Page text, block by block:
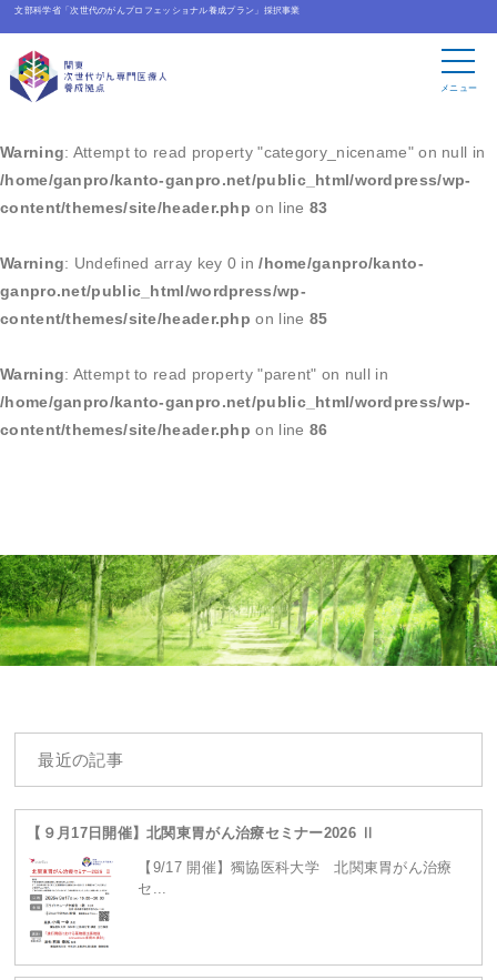
ganpro.net/public_html/wordpress/wp-
content/themes/site/header.php
Warning: Attempt to read property "category_nicename" on null in
/home/ganpro/kanto-ganpro.net/public_html/wordpress/wp-
content/themes/site/header.php on line 83
Warning: Undefined array key 0 in/home/ganpro/kanto-
ganpro.net/public_html/wordpress/wp-
content/themes/site/header.php on line 85
Warning: Attempt to read property "parent" on null in
/home/ganpro/kanto-ganpro.net/public_html/wordpress/wp-
content/themes/site/header.php on line 86
文部科学省「次世代のがんプロフェッショナル養成プラン」採択事業
メニュー
/home/ganpro/kanto-
ganpro.net/public_html/wordpress/wp-
最近の記事
【９月17日開催】北関東胃がん治療セミナー2026 Ⅱ
【9/17 開催】獨協医科大学 北関東胃がん治療
セ...